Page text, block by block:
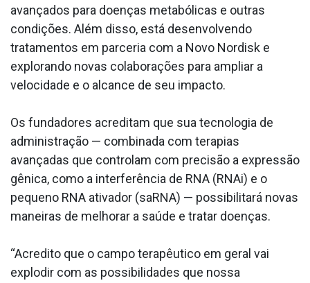
avançados para doenças metabólicas e outras
condições. Além disso, está desenvolvendo
tratamentos em parceria com a Novo Nordisk e
explorando novas colaborações para ampliar a
velocidade e o alcance de seu impacto.
Os fundadores acreditam que sua tecnologia de
administração — combinada com terapias
avançadas que controlam com precisão a expressão
gênica, como a interferência de RNA (RNAi) e o
pequeno RNA ativador (saRNA) — possibilitará novas
maneiras de melhorar a saúde e tratar doenças.
“Acredito que o campo terapêutico em geral vai
explodir com as possibilidades que nossa